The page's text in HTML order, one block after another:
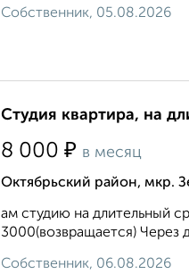
Собственник, 05.08.2026
Студия квартира, на
8 000 ₽ в месяц
Октябрьский район, мкр.
ам студию на длительный
3000(возвращается) Через
Собственник, 06.08.2026